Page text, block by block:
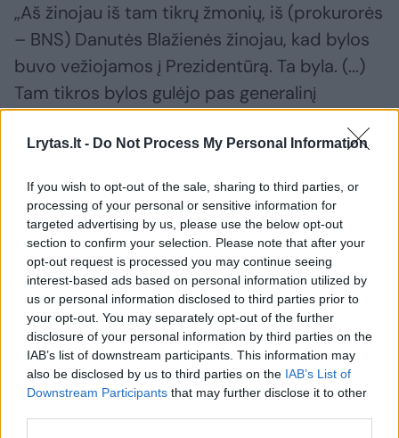
Lrytas.lt - Do Not Process My Personal Information
If you wish to opt-out of the sale, sharing to third parties, or
processing of your personal or sensitive information for
targeted advertising by us, please use the below opt-out
section to confirm your selection. Please note that after your
opt-out request is processed you may continue seeing
interest-based ads based on personal information utilized by
us or personal information disclosed to third parties prior to
your opt-out. You may separately opt-out of the further
disclosure of your personal information by third parties on the
IAB’s list of downstream participants. This information may
also be disclosed by us to third parties on the IAB’s List of
Downstream Participants that may further disclose it to other
„Aš žinojau iš tam tikrų žmonių, iš (prokurorės
– BNS) Danutės Blažienės žinojau, kad bylos
buvo vežiojamos į Prezidentūrą. Ta byla. (...)
Tam tikros bylos gulėjo pas generalinį
pasakojo J. Rėksnys.
„Pagrindinė problema valstybėje, kad
prokurorai nebeturi stuburo, tai yra patogūs
žmonės“, – sakė jis.
Kitas Seimo komisijai liudijęs kitas
prokuroras Gintaras Jasaitis teigė asmeniškai
nesusidūręs su poveikiu jo sprendimams.